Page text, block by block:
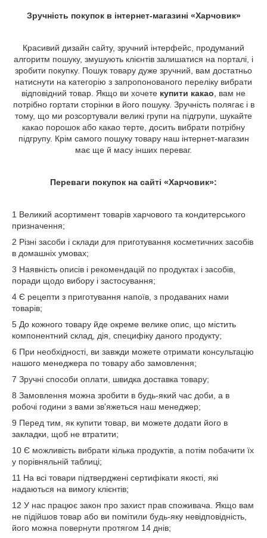
Зручність покупок в інтернет-магазині «Харчовик»
Красивий дизайн сайту, зручний інтерфейс, продуманий
алгоритм пошуку, змушують клієнтів залишатися на порталі, і
зробити покупку. Пошук товару дуже зручний, вам достатньо
натиснути на категорію з запропонованого переліку вибрати
відповідний товар. Якщо ви хочете купити какао , вам не
потрібно гортати сторінки в його пошуку. Зручність полягає і в
тому, що ми розсортували великі групи на підгрупи, шукайте
какао порошок або какао терте, досить вибрати потрібну
підгрупу. Крім самого пошуку товару наш інтернет-магазин
має ще й масу інших переваг.
Переваги покупок на сайті «Харчовик»:
1 Великий асортимент товарів харчового та кондитерського
призначення;
2 Різні засоби і склади для приготування косметичних засобів
в домашніх умовах;
3 Наявність описів і рекомендацій по продуктах і засобів,
поради щодо вибору і застосування;
4 Є рецепти з приготування напоїв, з продаваних нами
товарів;
5 До кожного товару йде окреме велике опис, що містить
компонентний склад, дія, специфіку даного продукту;
6 При необхідності, ви завжди можете отримати консультацію
нашого менеджера по товару або замовлення;
7 Зручні способи оплати, швидка доставка товару;
8 Замовлення можна зробити в будь-який час доби, а в
робочі години з вами зв'яжеться наш менеджер;
9 Перед тим, як купити товар, ви можете додати його в
закладки, щоб не втратити;
10 Є можливість вибрати кілька продуктів, а потім побачити їх
у порівняльній таблиці;
11 На всі товари підтверджені сертифікати якості, які
надаються на вимогу клієнтів;
12 У нас працює закон про захист прав споживача. Якщо вам
не підійшов товар або ви помітили будь-яку невідповідність,
його можна повернути протягом 14 днів;